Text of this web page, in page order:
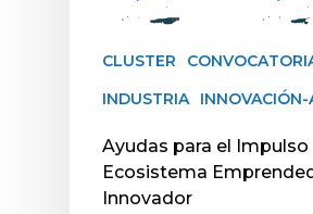
CLUSTER
INDUSTRIA
INNOVACIÓN-
Ayudas para el Impulso
Ecosistema
Innovador